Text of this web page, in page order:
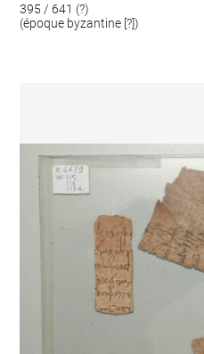
395 / 641 (?)
(époque byzantine [?])